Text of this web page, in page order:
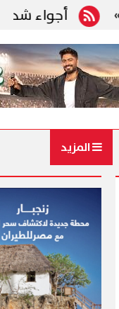
أجواء شديدة
المزيد